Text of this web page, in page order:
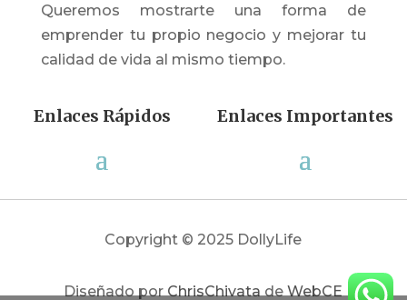
Queremos mostrarte una forma de
emprender tu propio negocio y mejorar tu
calidad de vida al mismo tiempo.
Enlaces Rápidos Enlaces Importantes
Copyright © 2025 DollyLife
Diseñado por ChrisChivata deWebCE